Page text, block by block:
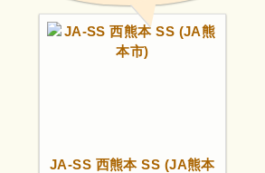
JA-SS 西熊本 SS (JA熊本